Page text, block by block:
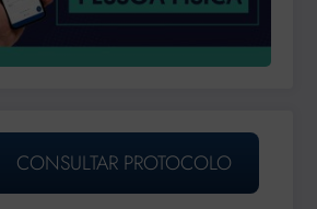
CONSULTAR PROTOCOLO